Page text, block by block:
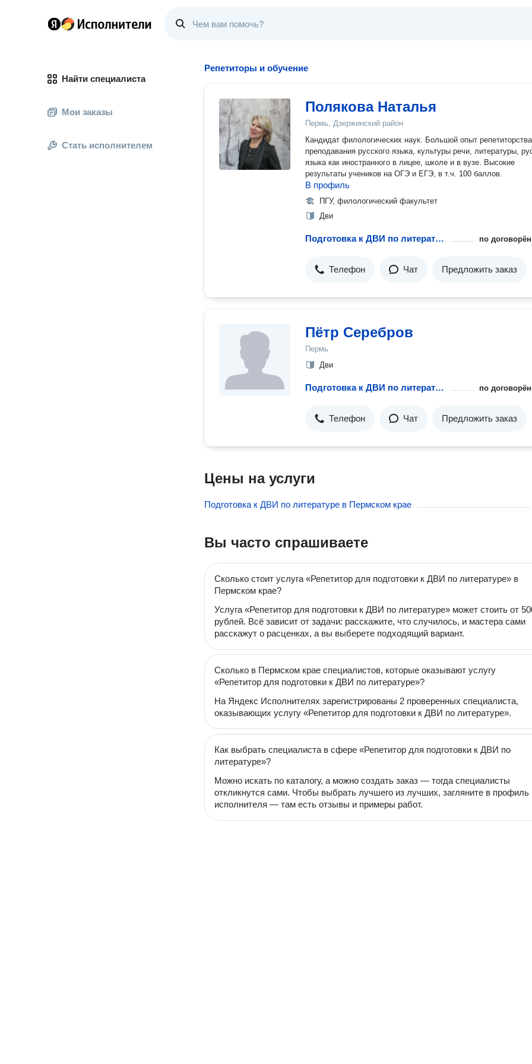
Найти специалиста
Мои заказы
Стать исполнителем
Репетиторы и обучение
Полякова Наталья
Пермь, Дзержинский район
Кандидат филологических наук. Большой опыт
преподавания русского языка, культуры речи, литературы,
языка как иностранного в лицее, школе и в вузе. Высокие
результаты учеников на ОГЭ и ЕГЭ, в т.ч. 100 баллов.
В профиль
ПГУ, филологический факультет
Дви
Подготовка к ДВИ по литературе по
Телефон Чат Предложить заказ
Пётр Серебров
Пермь
Дви
Подготовка к ДВИ по литературе по
Телефон Чат Предложить заказ
Цены на услуги
Подготовка к ДВИ по литературе в Пермском крае
Вы часто спрашиваете
Сколько стоит услуга «Репетитор для подготовки к ДВИ по литературе» в
Пермском крае?
Услуга «Репетитор для подготовки к ДВИ по литературе» может стоить от
рублей. Всё зависит от задачи: расскажите, что случилось, и мастера сами
расскажут о расценках, а вы выберете подходящий вариант.
Сколько в Пермском крае специалистов, которые оказывают услугу
«Репетитор для подготовки к ДВИ по литературе»?
На Яндекс Исполнителях зарегистрированы 2 проверенных специалиста,
оказывающих услугу «Репетитор для подготовки к ДВИ по литературе».
Как выбрать специалиста в сфере «Репетитор для подготовки к ДВИ по
литературе»?
Можно искать по каталогу, а можно создать заказ — тогда специалисты
откликнутся сами. Чтобы выбрать лучшего из лучших, загляните в профиль
исполнителя — там есть отзывы и примеры работ.